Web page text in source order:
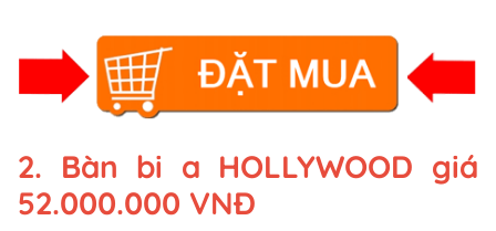
2. Bàn bi a HOLLYWOOD giá
52.000.000 VNĐ